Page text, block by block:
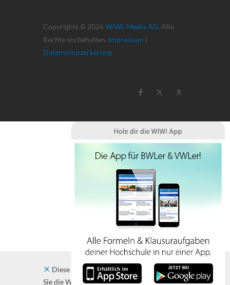
Copyrights © 2026 WiWi-Media AG. Alle
Rechte vorbehalten. Impressum |
Datenschutzerkärung
Diese Website verwendet Cookies. Indem
Sie die Website und ihre Angebote nutzen